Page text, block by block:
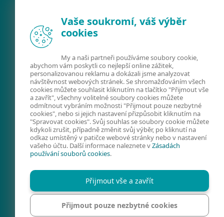
FIRMY A TECHNOLOGIE
KYBERNETICKÁ
BEZPEČNOST
PREVENCE
KONTAKTY
SPRAVOVAT COOKIES
REGION
FACEBOOK
X LINKEDIN
Vaše soukromí, váš výběr
cookies
My a naši partneři používáme soubory cookie,
abychom vám poskytli co nejlepší online zážitek,
personalizovanou reklamu a dokázali jsme analyzovat
návštěvnost webových stránek. Se shromažďováním všech
cookies můžete souhlasit kliknutím na tlačítko "Přijmout vše
a zavřít", všechny volitelné soubory cookies můžete
odmítnout vybráním možnosti "Přijmout pouze nezbytné
cookies", nebo si jejich nastavení přizpůsobit kliknutím na
"Spravovat cookies". Svůj souhlas se soubory cookie můžete
kdykoli zrušit, případně změnit svůj výběr, po kliknutí na
odkaz umístěný v patičce webové stránky nebo v nastavení
vašeho účtu. Další informace naleznete vZásadách
používání souborů cookies.
Přijmout vše a zavřít
Přijmout pouze nezbytné cookies